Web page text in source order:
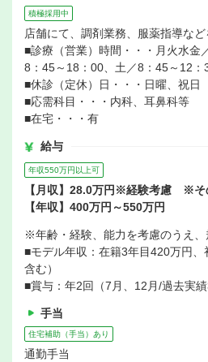
積極採用中
店舗にて、調剤業務、服薬指導など
■診療（営業）時間・・・月火水金
8：45～18：00、土／8：45～12：
■休診（定休）日・・・日曜、祝日
■応需科目・・・内科、耳鼻科等
■在宅・・・有
給与
年収550万円以上可
【月収】28.0万円※経験考慮 ※そ
【年収】400万円～550万円
※年齢・経験、能力を考慮のうえ、
■モデル年収：在籍3年目420万円
含む）
■賞与：年2回（7月、12月/過去実績
手当
住宅補助（手当）あり
通勤手当